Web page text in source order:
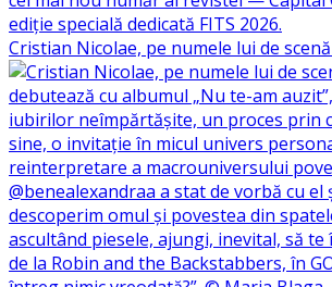
Cristian Nicolae, pe numele lui de